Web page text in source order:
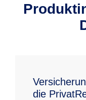
die